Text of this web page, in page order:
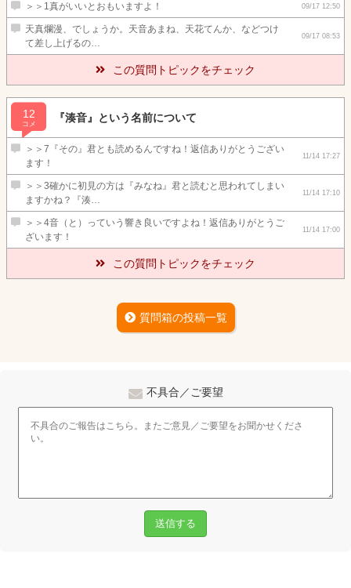
＞＞1真がいいとおもいますよ！ 09/17 12:50
天真爛漫、でしょうか。天音あまね、天花てんか、などつけ
て差し上げるの…
09/17 08:53
この質問トピックをチェック
12
コメ
『湊音』という名前について
＞＞7『その』君とも読めるんですね！返信ありがとうござい
ます！
11/14 17:27
＞＞3確かに初見の方は『みなね』君と読むと思われてしまい
ますかね？『湊…
11/14 17:10
＞＞4音（と）っていう響き良いですよね！返信ありがとうご
ざいます！
11/14 17:00
この質問トピックをチェック
質問箱の投稿一覧
不具合／ご要望
送信する